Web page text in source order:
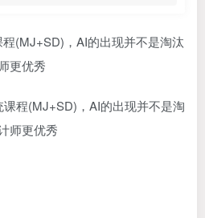
(MJ+SD)，AI的出现并不是淘汰
更优秀